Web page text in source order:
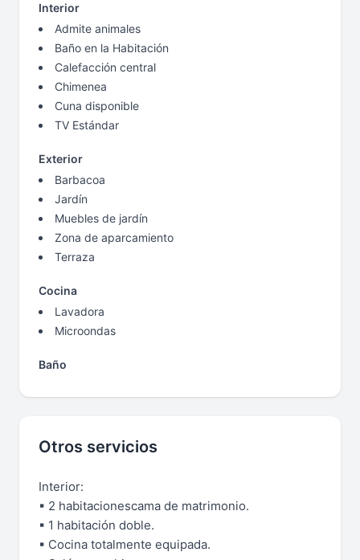
Interior
Admite animales
Baño en la Habitación
Calefacción central
Chimenea
Cuna disponible
TV Estándar
Exterior
Barbacoa
Jardín
Muebles de jardín
Zona de aparcamiento
Terraza
Cocina
Lavadora
Microondas
Baño
Otros servicios
Interior:
▪ 2 habitacionescama de matrimonio.
▪ 1 habitación doble.
▪ Cocina totalmente equipada.